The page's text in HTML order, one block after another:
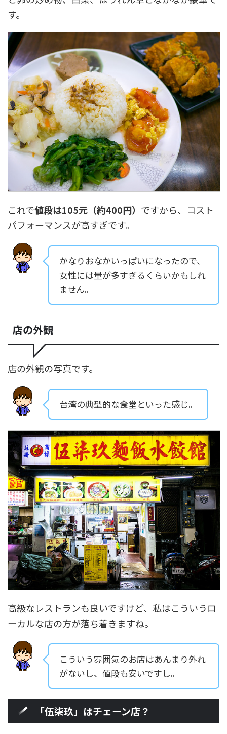
す。
これで値段は105元（約400円） ですから、コスト
パフォーマンスが高すぎです。
かなりおなかいっぱいになったので、
女性には量が多すぎるくらいかもしれ
ません。
店の外観
店の外観の写真です。
台湾の典型的な食堂といった感じ。
高級なレストランも良いですけど、私はこういうロ
ーカルな店の方が落ち着きますね。
こういう雰囲気のお店はあんまり外れ
がないし、値段も安いですし。
「伍柒玖」はチェーン店？